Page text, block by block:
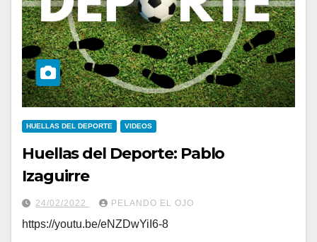
HUELLAS DEL DEPORTE VIDEOS
Huellas del Deporte: Pablo
Izaguirre
24/02/2022 PELANDO EL OJO
https://youtu.be/eNZDwYiI6-8